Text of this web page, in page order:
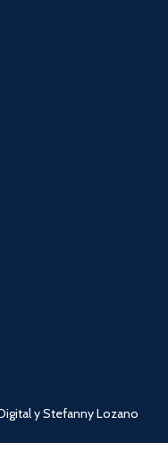
y Stefanny Lozano